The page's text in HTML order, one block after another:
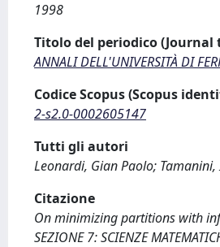
1998
Titolo del periodico (Journal
ANNALI DELL'UNIVERSITÀ DI
Codice Scopus (Scopus
2-s2.0-0002605147
Tutti gli autori
Leonardi, Gian Paolo;
Citazione
On minimizing partitions with
SEZIONE 7: SCIENZE